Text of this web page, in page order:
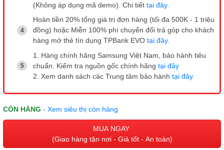
(Không áp dụng mã demo). Chi tiết tại đây.
Hoàn tiền 20% tổng giá trị đơn hàng (tối đa 500K - 1 triệu
đồng) hoặc Miễn 100% phí chuyển đổi trả góp cho khách
hàng mở thẻ tín dụng TPBank EVO tại đây.
1. Hàng chính hãng Samsung Việt Nam, bảo hành tiêu
chuẩn. Kiểm tra nguồn gốc chính hãng tại đây
2. Xem danh sách các Trung tâm bảo hành tại đây.
CÒN HÀNG - Xem siêu thị còn hàng
MUA NGAY
(Giao hàng tận nơi - Giá tốt - An toàn)